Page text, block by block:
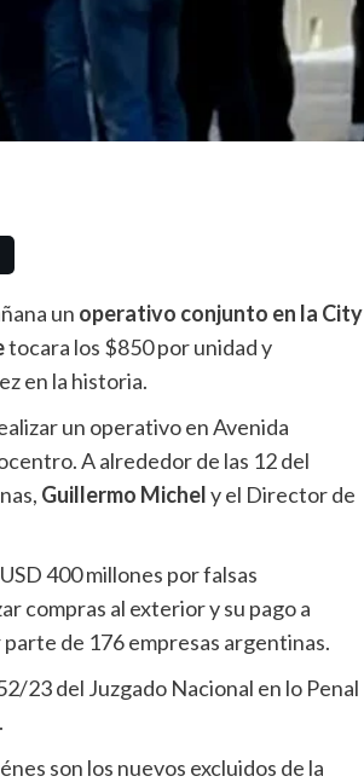
un operativo conjunto en la City
tocara los $850 por unidad y
en la historia.
un operativo en Avenida
A alrededor de las 12 del
Guillermo Michely el Director de
400 millones por falsas
compras al exterior y su pago a
de 176 empresas argentinas.
23 del Juzgado Nacional en lo Penal
son los nuevos excluidos de la